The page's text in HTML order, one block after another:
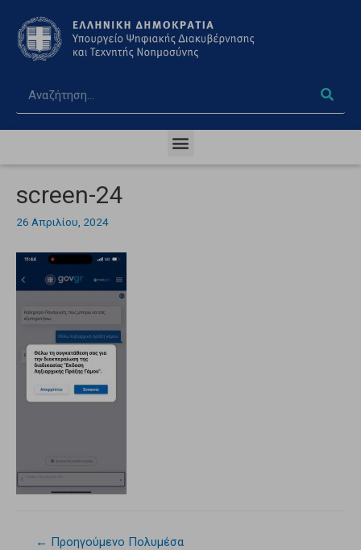
screen-24
26 Απριλίου, 2024
← Προηγούμενο Πολυμέσα